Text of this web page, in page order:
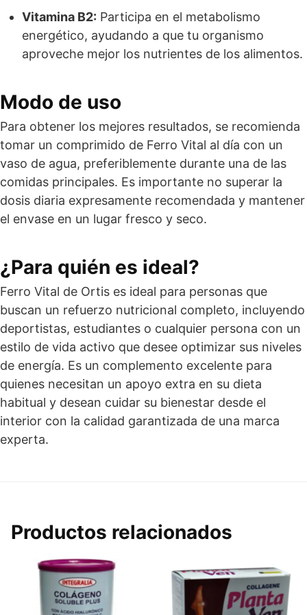
Vitamina B2: Participa en el metabolismo
energético, ayudando a que tu organismo
aproveche mejor los nutrientes de los alimentos.
Modo de uso
Para obtener los mejores resultados, se recomienda
tomar un comprimido de Ferro Vital al día con un
vaso de agua, preferiblemente durante una de las
comidas principales. Es importante no superar la
dosis diaria expresamente recomendada y mantener
el envase en un lugar fresco y seco.
¿Para quién es ideal?
Ferro Vital de Ortis es ideal para personas que
buscan un refuerzo nutricional completo, incluyendo
deportistas, estudiantes o cualquier persona con un
estilo de vida activo que desee optimizar sus niveles
de energía. Es un complemento excelente para
quienes necesitan un apoyo extra en su dieta
habitual y desean cuidar su bienestar desde el
interior con la calidad garantizada de una marca
experta.
Productos relacionados